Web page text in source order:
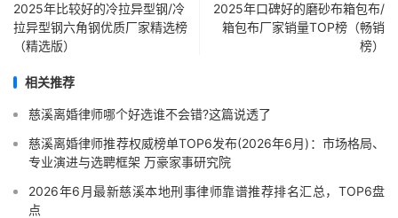
2025年比较好的冷拉异型钢/冷
拉异型钢六角钢优质厂家精选榜
（精选版）
2025年口碑好的磨砂布箱包布/
箱包布厂家销量TOP榜（畅销
榜）
相关推荐
慈溪离婚律师哪个好选谁不会错?这篇说透了
慈溪离婚律师推荐权威榜单TOP6发布(2026年6月)：市场格局、
专业演进与选聘框架 万豪家事研究院
2026年6月最新慈溪本地刑事律师靠谱推荐排名汇总，TOP6盘
点